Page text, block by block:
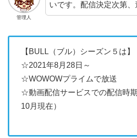
管理人
いです。配信決定次第、
【BULL（ブル）シーズン５は】
☆2021年8月28日～
☆WOWOWプライムで放送
☆動画配信サービスでの配信時
10月現在）